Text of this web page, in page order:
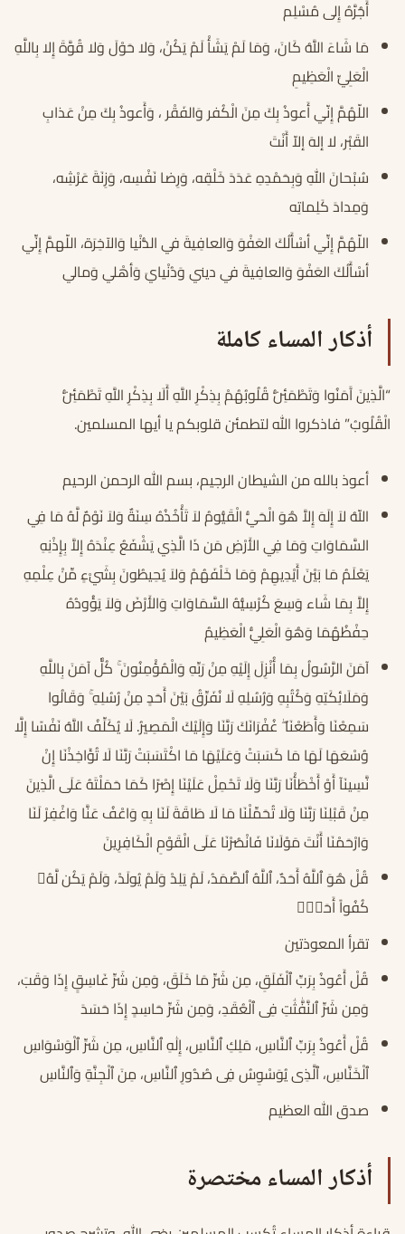
أَجُرَّهُ إِلى مُسْلِم
مَا شَاءَ اللَّهُ كَانَ، وَمَا لَمْ يَشَأْ لَمْ يَكُنْ، وَلا حَوْلَ وَلا قُوَّةَ إِلا بِاللَّهِ
الْعَلِيِّ الْعَظِيمِ
اللّهُمَّ إِنّي أَعوذُ بِكَ مِنَ الْكُفر وَالفَقْر ، وَأَعوذُ بِكَ مِنْ عَذابِ
القَبْر، لا إلهَ إلاّ أَنْتَ
سُبْحانَ اللهِ وَبِحَمْدِهِ عَدَدَ خَلْقِه، وَرِضا نَفْسِه، وَزِنَةَ عَرْشِه،
وَمِدادَ كَلِماتِه
اللّهُمَّ إِنِّي أسْأَلُكَ العَفْوَ وَالعافِيةَ في الدُّنْيا وَالآخِرَة، اللّهمَّ إِنِّي
أسْأَلُكَ العَفْوَ وَالعافِيةَ في ديني وَدُنْيايَ وَأهْلي وَمالي
أذكار المساء كاملة
“الَّذِينَ آَمَنُوا وَتَطْمَئِنُّ قُلُوبُهُمْ بِذِكْرِ اللَّهِ أَلَا بِذِكْرِ اللَّهِ تَطْمَئِنُّ
الْقُلُوبُ” فاذكروا الله لتطمئن قلوبكم يا أيها المسلمين.
أعوذ بالله من الشيطان الرجيم، بسم الله الرحمن الرحيم
اللّهُ لاَ إِلَهَ إِلاَّ هُوَ الْحَيُّ الْقَيُّومُ لاَ تَأْخُذُهُ سِنَةٌ وَلاَ نَوْمٌ لَّهُ مَا فِي
السَّمَاوَاتِ وَمَا فِي الأَرْضِ مَن ذَا الَّذِي يَشْفَعُ عِنْدَهُ إِلاَّ بِإِذْنِهِ
يَعْلَمُ مَا بَيْنَ أَيْدِيهِمْ وَمَا خَلْفَهُمْ وَلاَ يُحِيطُونَ بِشَيْءٍ مِّنْ عِلْمِهِ
إِلاَّ بِمَا شَاء وَسِعَ كُرْسِيُّهُ السَّمَاوَاتِ وَالأَرْضَ وَلاَ يَؤُودُهُ
حِفْظُهُمَا وَهُوَ الْعَلِيُّ الْعَظِيمُ
آمَنَ الرَّسُولُ بِمَا أُنْزِلَ إِلَيْهِ مِنْ رَبِّهِ وَالْمُؤْمِنُونَ ۚ كُلٌّ آمَنَ بِاللَّهِ
وَمَلَائِكَتِهِ وَكُتُبِهِ وَرُسُلِهِ لَا نُفَرِّقُ بَيْنَ أَحَدٍ مِنْ رُسُلِهِ ۚ وَقَالُوا
سَمِعْنَا وَأَطَعْنَا ۖ غُفْرَانَكَ رَبَّنَا وَإِلَيْكَ الْمَصِيرُ. لَا يُكَلِّفُ اللَّهُ نَفْسًا إِلَّا
وُسْعَهَا لَهَا مَا كَسَبَتْ وَعَلَيْهَا مَا اكْتَسَبَتْ رَبَّنَا لَا تُؤَاخِذْنَا إِنْ
نَّسِينَآ أَوْ أَخْطَأْنَا رَبَّنَا وَلَا تَحْمِلْ عَلَيْنَا إِصْرًا كَمَا حَمَلْتَهُ عَلَى الَّذِينَ
مِنْ قَبْلِنَا رَبَّنَا وَلَا تُحَمِّلْنَا مَا لَا طَاقَةَ لَنَا بِهِ وَاعْفُ عَنَّا وَاغْفِرْ لَنَا
وَارْحَمْنَا أَنْتَ مَوْلَانَا فَانْصُرْنَا عَلَى الْقَوْمِ الْكَافِرِينَ
قُلْ هُوَ ٱللَّهُ أَحَدٌ، ٱللَّهُ ٱلصَّمَدُ، لَمْ يَلِدْ وَلَمْ يُولَدْ، وَلَمْ يَكُن لَّهُۥ
كُفُواً أَحَدٌۢ
تقرأ المعوذتين
قُلْ أَعُوذُ بِرَبِّ ٱلْفَلَقِ، مِن شَرِّ مَا خَلَقَ، وَمِن شَرِّ غَاسِقٍ إِذَا وَقَبَ،
وَمِن شَرِّ ٱلنَّفَّٰثَٰتِ فِى ٱلْعُقَدِ، وَمِن شَرِّ حَاسِدٍ إِذَا حَسَدَ
قُلْ أَعُوذُ بِرَبِّ ٱلنَّاسِ، مَلِكِ ٱلنَّاسِ، إِلَٰهِ ٱلنَّاسِ، مِن شَرِّ ٱلْوَسْوَاسِ
ٱلْخَنَّاسِ، ٱلَّذِى يُوَسْوِسُ فِى صُدُورِ ٱلنَّاسِ، مِنَ ٱلْجِنَّةِ وَٱلنَّاسِ
صدق الله العظيم
أذكار المساء مختصرة